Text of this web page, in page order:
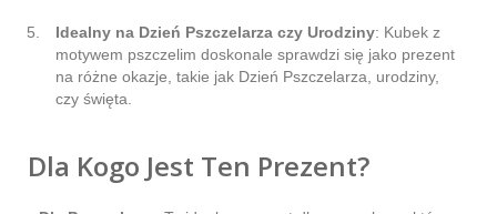
Idealny na Dzień Pszczelarza czy Urodziny: Kubek z
motywem pszczelim doskonale sprawdzi się jako prezent
na różne okazje, takie jak Dzień Pszczelarza, urodziny,
czy święta.
Dla Kogo Jest Ten Prezent?